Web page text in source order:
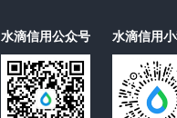
水滴信用公众号 水滴信用